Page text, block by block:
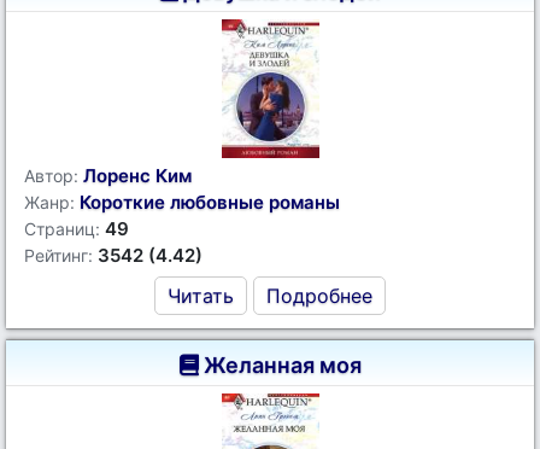
Автор: Лоренс Ким
Жанр: Короткие любовные романы
Страниц: 49
Рейтинг: 3542 (4.42)
Читать Подробнее
Желанная моя